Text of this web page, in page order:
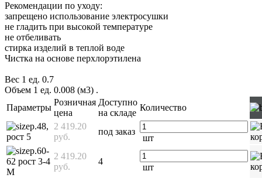
Рекомендации по уходу:
запрещено использование электросушки
не гладить при высокой температуре
не отбеливать
стирка изделий в теплой воде
Чистка на основе перхлорэтилена
Вес 1 ед. 0.7
Объем 1 ед. 0.008 (м3) .
Параметры
Розничная
цена
Доступно
на складе
Количество
р.48,
рост 5
2 419.20
руб.
под заказ
шт
р.60-
62 рост 3-4
М
2 419.20
руб.
4
шт